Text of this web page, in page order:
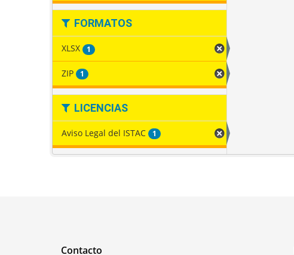
FORMATOS
XLSX 1
ZIP 1
LICENCIAS
Aviso Legal del ISTAC 1
Contacto